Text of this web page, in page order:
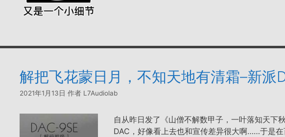
解把飞花蒙日月，不知天地有清霜–新派
2021年1月13日 作者 L7Audiolab
自从昨日发了《山僧不解数甲子，一叶落知天下
DAC，好像看上去也和宣传差异很大啊……于是